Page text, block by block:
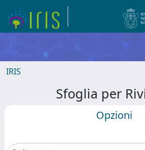
IRIS
Sfoglia per
Opzioni